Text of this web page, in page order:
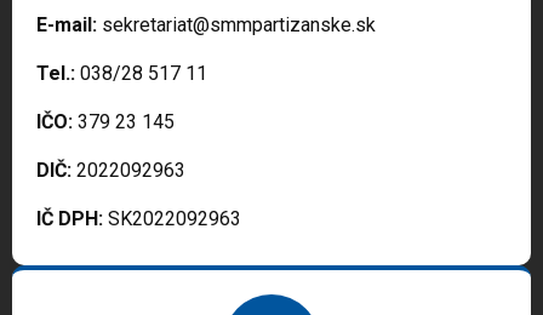
E-mail: sekretariat@smmpartizanske.sk
Tel.: 038/28 517 11
IČO: 379 23 145
DIČ: 2022092963
IČ DPH: SK2022092963